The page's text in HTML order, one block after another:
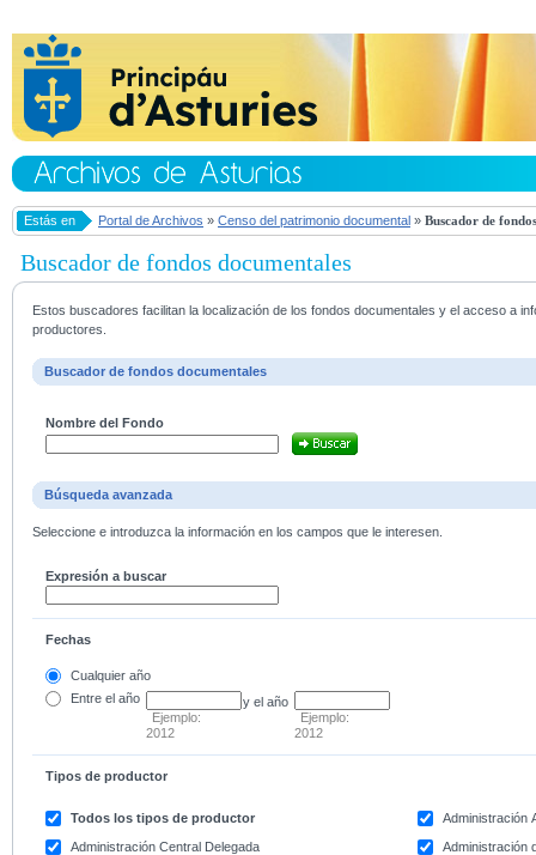
Estás en Portal de Archivos » Censo del patrimonio documental » Buscador de
Buscador de fondos documentales
Estos buscadores facilitan la localización de los fondos documentales y el acceso a
productores.
Buscador de fondos documentales
Nombre del Fondo
Búsqueda avanzada
Seleccione e introduzca la información en los campos que le interesen.
Expresión a buscar
Fechas
Cualquier año
Entre el año
Ejemplo:
2012
y el año
Ejemplo:
2012
Tipos de productor
Todos los tipos de productor
Administración
Administración Central Delegada
Administración